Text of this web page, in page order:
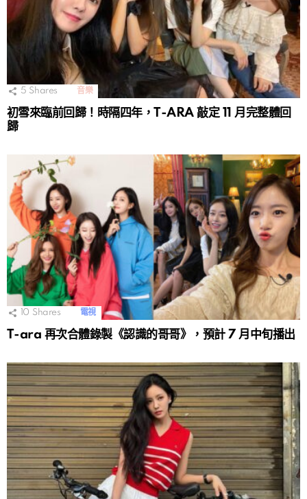
5 Shares 音樂
初雪來臨前回歸！時隔四年，T-ARA 敲定 11 月完整體回
歸
10 Shares 電視
T-ara 再次合體錄製《認識的哥哥》，預計 7 月中旬播出